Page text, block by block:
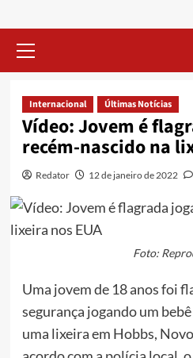
Menu
Internacional Últimas Notícias
Vídeo: Jovem é
recém-nascido na
Redator 12 de janeiro de 2022
Foto:
Uma jovem de 18 anos foi
segurança jogando um
uma lixeira em Hobbs,